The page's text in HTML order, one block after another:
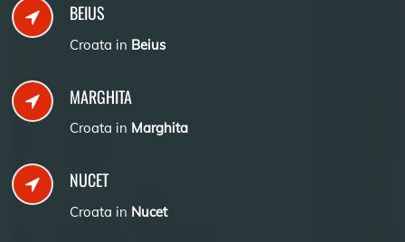
BEIUS
Croata in Beius
MARGHITA
Croata in Marghita
NUCET
Croata in Nucet